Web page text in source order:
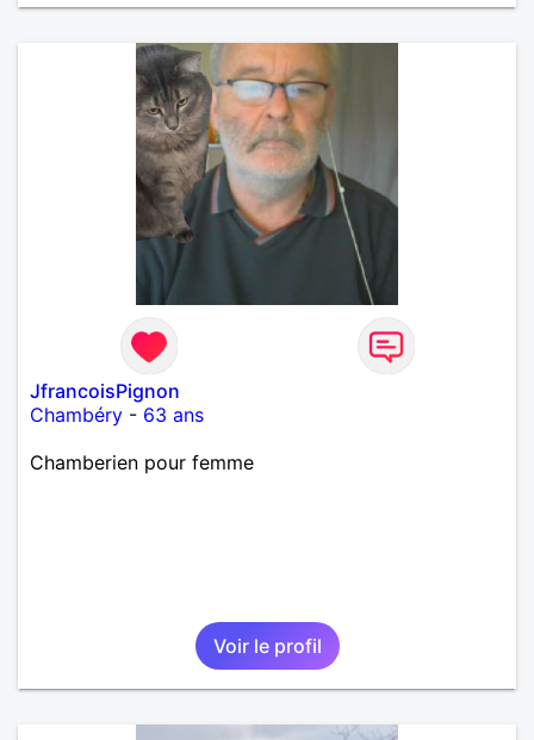
JfrancoisPignon
Chambéry - 63 ans
Chamberien pour femme
Voir le profil